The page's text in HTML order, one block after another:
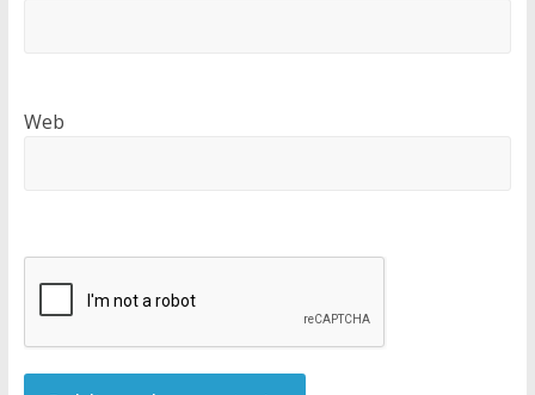
Web